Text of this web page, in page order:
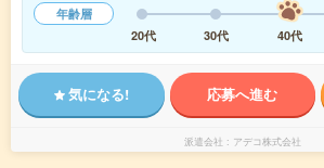
年齢層
20代
30代 40代
気になる! 応募へ進む
派遣会社 アデコ株式会社